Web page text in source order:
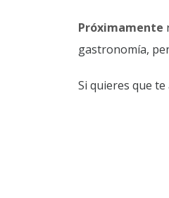
Próximamente
gastronomía,
Si quieres que